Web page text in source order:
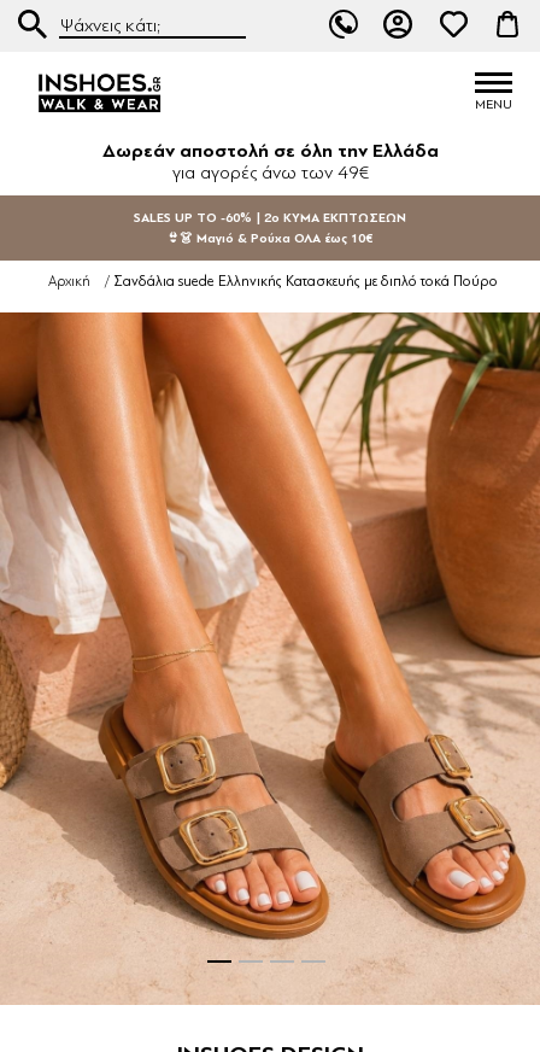
Δωρεάν αποστολή σε όλη την Ελλάδα
για αγορές άνω των 49€
SALES UP TO -60% | 2ο ΚΥΜΑ ΕΚΠΤΩΣΕΩΝ
👙👗 Μαγιό & Ρούχα ΟΛΑ έως 10€
Αρχική / Σανδάλια suede Ελληνικής Κατασκευής με διπλό τοκά Πούρο